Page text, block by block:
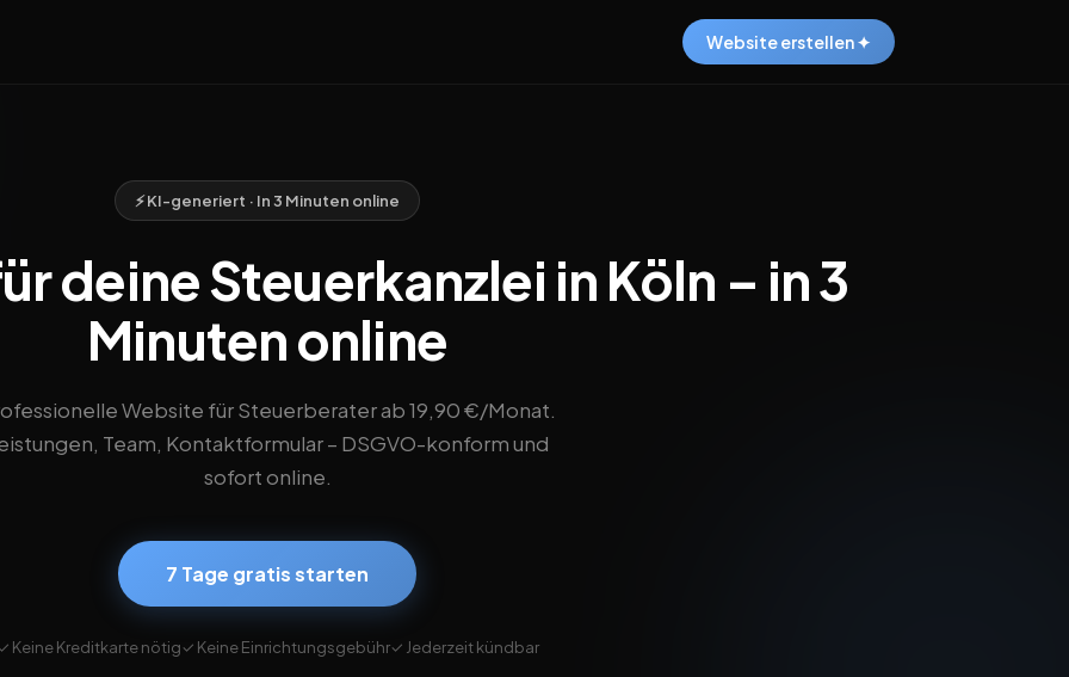
Website erstellen ✦
⚡ KI-generiert · In 3 Minuten online
deine Steuerkanzlei in Köln – in 3
Minuten online
Website für Steuerberater ab 19,90 €/Monat.
Team, Kontaktformular – DSGVO-konform und
sofort online.
7 Tage gratis starten
Keine Kreditkarte nötig✓ Keine Einrichtungsgebühr✓ Jederzeit kündbar